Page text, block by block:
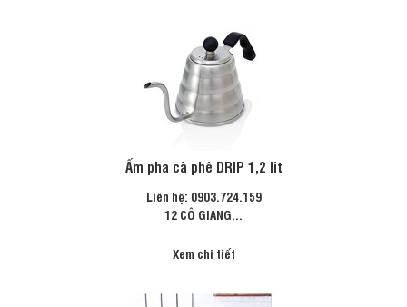
Ấm pha cà phê DRIP 1,2 lit
Liên hệ: 0903.724.159
12 CÔ GIANG...
Xem chi tiết